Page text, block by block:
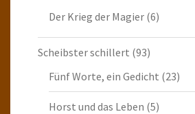
Der Krieg der Magier (6)
Scheibster schillert (93)
Fünf Worte, ein Gedicht (23)
Horst und das Leben (5)